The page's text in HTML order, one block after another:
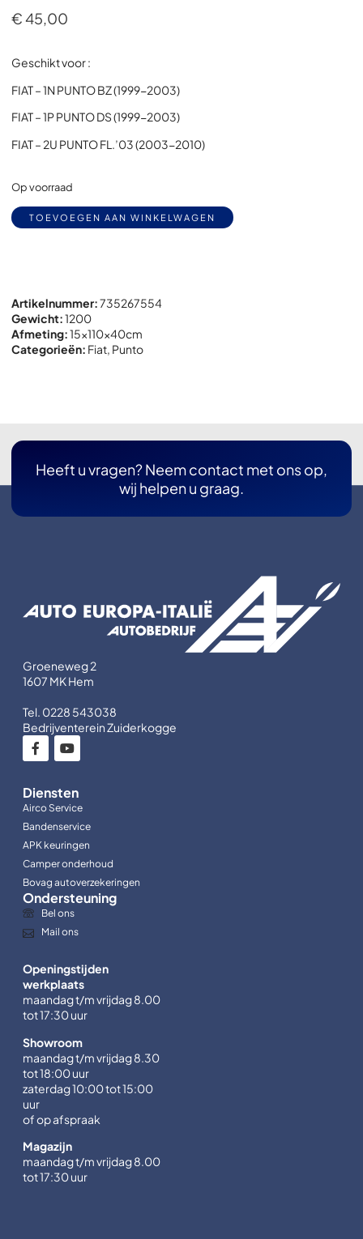
€45,00
Geschikt voor :
FIAT – 1N PUNTO BZ (1999-2003)
FIAT – 1P PUNTO DS (1999-2003)
FIAT – 2U PUNTO FL.’03 (2003-2010)
Op voorraad
TOEVOEGEN AAN WINKELWAGEN
Artikelnummer:735267554
Gewicht:1200
Afmeting:15x110x40cm
Categorieën: Fiat, Punto
Heeft u vragen? Neem contact met ons op,
wij helpen u graag.
Groeneweg 2
1607 MK Hem
Tel. 0228 543038
Bedrijventerein Zuiderkogge
Diensten
Airco Service
Bandenservice
APK keuringen
Camper onderhoud
Bovag autoverzekeringen
Ondersteuning
Bel ons
Mail ons
Openingstijden
werkplaats
maandag t/m vrijdag 8.00
tot 17:30 uur
Showroom
maandag t/m vrijdag 8.30
tot 18:00 uur
zaterdag 10:00 tot 15:00
uur
of op afspraak
Magazijn
maandag t/m vrijdag 8.00
tot 17:30 uur